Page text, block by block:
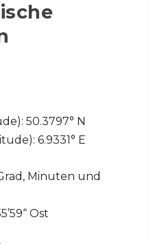
50.3797° N
6.9331° E
Minuten und
Ost